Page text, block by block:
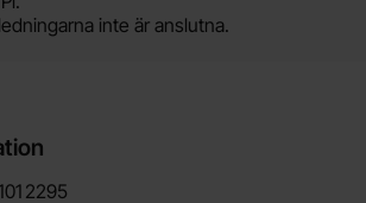
inte är anslutna.
2295